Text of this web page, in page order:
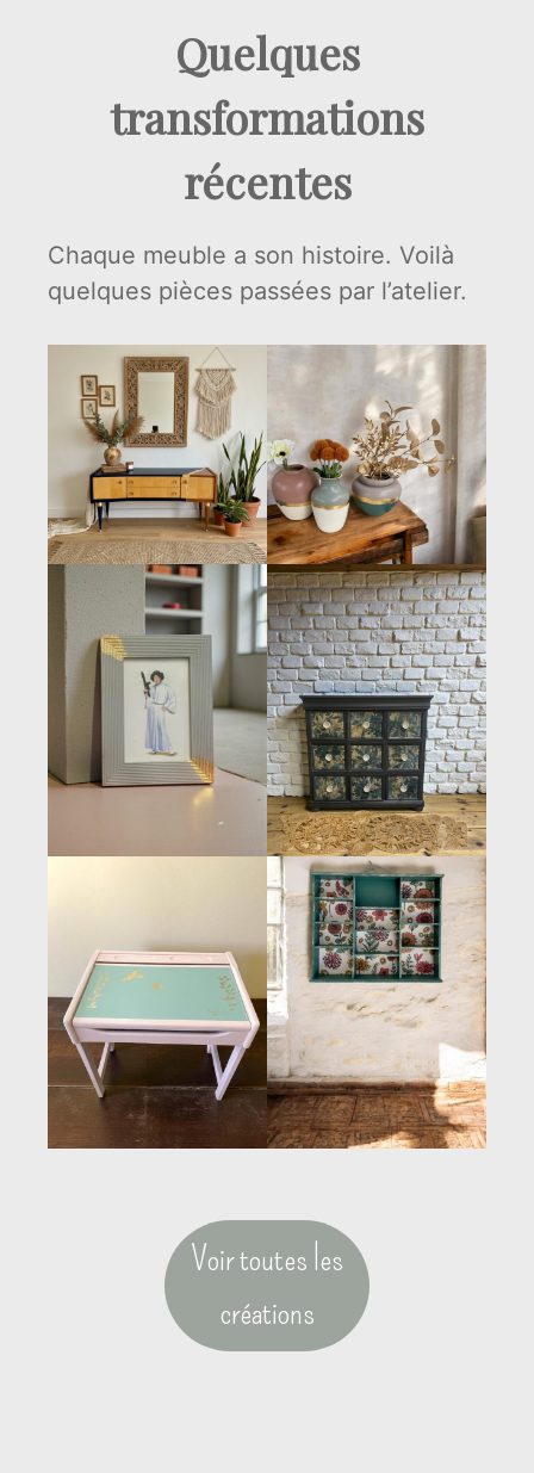
Quelques
transformations
récentes
Chaque meuble a son histoire. Voilà
quelques pièces passées par l’atelier.
Voir toutes les
créations